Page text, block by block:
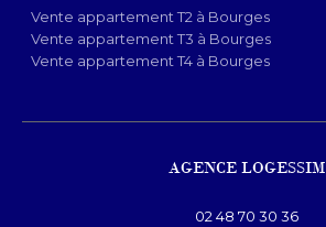
Vente appartement T2 à Bourges
Vente appartement T3 à Bourges
Vente appartement T4 à Bourges
AGENCE LOGESSIM
02 48 70 30 36